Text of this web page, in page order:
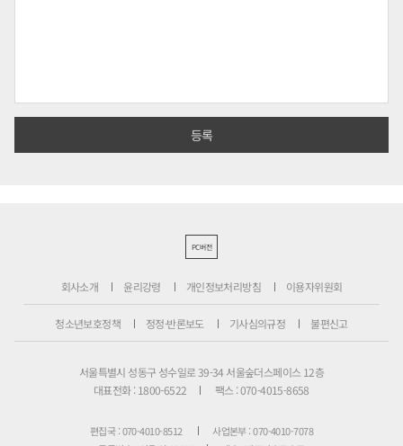
PC버전
회사소개 윤리강령 개인정보처리방침 이용자위원회
청소년보호정책 정정·반론보도 기사심의규정 불편신고
서울특별시 성동구 성수일로 39-34 서울숲더스페이스 12층
대표전화 : 1800-6522
팩스 : 070-4015-8658
편집국 : 070-4010-8512
사업본부 : 070-4010-7078